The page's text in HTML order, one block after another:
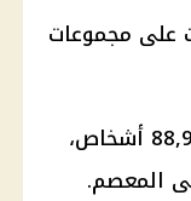
على مجموعات
شملت الدراسة، التي لم تخضع بعد لمراجعتها من قبل النظراء 88,905 أشخاص،
المعصم.